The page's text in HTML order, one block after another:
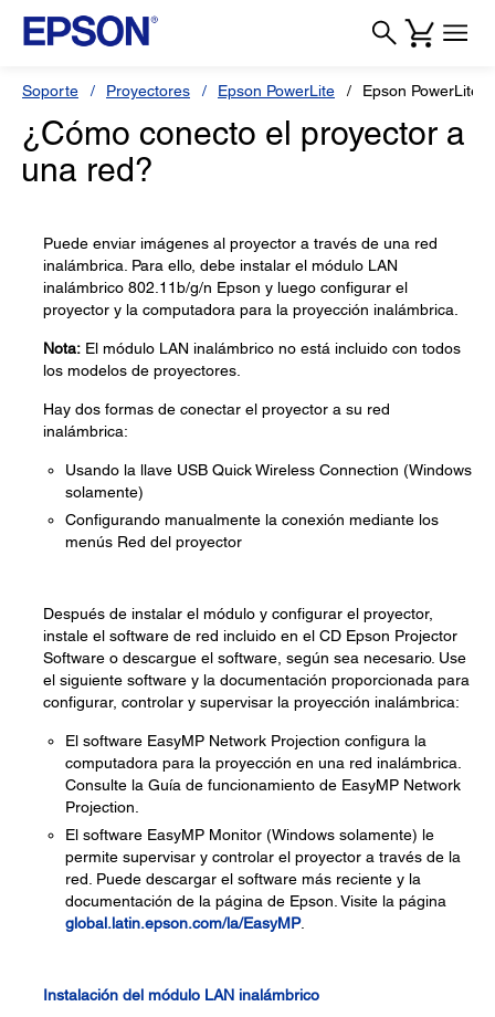
Soporte Proyectores Epson PowerLite Epson PowerLite
¿Cómo conecto el proyector a
una red?
Puede enviar imágenes al proyector a través de una red
inalámbrica. Para ello, debe instalar el módulo LAN
inalámbrico 802.11b/g/n Epson y luego configurar el
proyector y la computadora para la proyección inalámbrica.
Nota: El módulo LAN inalámbrico no está incluido con todos
los modelos de proyectores.
Hay dos formas de conectar el proyector a su red
inalámbrica:
Usando la llave USB Quick Wireless Connection (Windows
solamente)
Configurando manualmente la conexión mediante los
menús Red del proyector
Después de instalar el módulo y configurar el proyector,
instale el software de red incluido en el CD Epson Projector
Software o descargue el software, según sea necesario. Use
el siguiente software y la documentación proporcionada para
configurar, controlar y supervisar la proyección inalámbrica:
El software EasyMP Network Projection configura la
computadora para la proyección en una red inalámbrica.
Consulte la Guía de funcionamiento de EasyMP Network
Projection.
El software EasyMP Monitor (Windows solamente) le
permite supervisar y controlar el proyector a través de la
red. Puede descargar el software más reciente y la
documentación de la página de Epson. Visite la página
global.latin.epson.com/la/EasyMP.
Instalación del módulo LAN inalámbrico